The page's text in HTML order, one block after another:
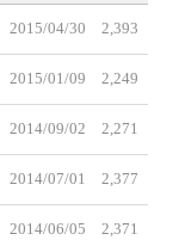
2015/04/30 2,393
2015/01/09 2,249
2014/09/02 2,271
2014/07/01 2,377
2014/06/05 2,371